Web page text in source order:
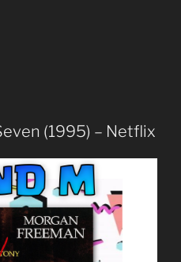
(1995) – Netflix